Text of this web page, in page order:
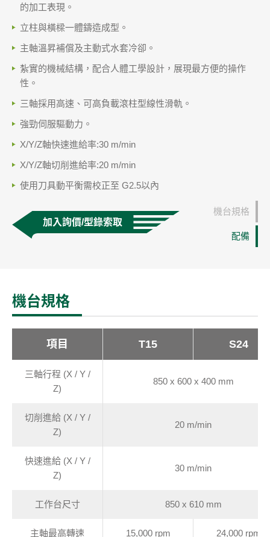
的加工表現。
立柱與橫樑一體鑄造成型。
主軸溫昇補償及主動式水套冷卻。
紮實的機械結構，配合人體工學設計，展現最方便的操作
性。
三軸採用高速、可高負載滾柱型線性滑軌。
強勁伺服驅動力。
X/Y/Z軸快速進給率:30 m/min
X/Y/Z軸切削進給率:20 m/min
使用刀具動平衡需校正至 G2.5以內
加入詢價/型錄索取
機台規格
配備
機台規格
項目 T15 S24
三軸行程 (X / Y /
Z)
850 x 600 x 400 mm
切削進給 (X / Y /
Z)
20 m/min
快速進給 (X / Y /
Z)
30 m/min
工作台尺寸 850 x 610 mm
主軸最高轉速 15,000 rpm 24,000 rpm